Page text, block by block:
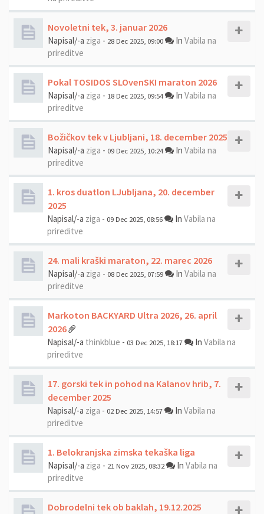
Novoletni tek, 3. januar 2026
Napisal/-a ziga - 28 Dec 2025, 09:00 In Vabila na
prireditve
Pokal TOSIDOS SLOvenSKI maraton 2026
Napisal/-a ziga - 18 Dec 2025, 09:54 In Vabila na
prireditve
Božičkov tek v Ljubljani, 18. december 2025
Napisal/-a ziga - 09 Dec 2025, 10:24 In Vabila na
prireditve
1. kros duatlon LJubljana, 20. december
2025
Napisal/-a ziga - 09 Dec 2025, 08:56 In Vabila na
prireditve
24. mali kraški maraton, 22. marec 2026
Napisal/-a ziga - 08 Dec 2025, 07:59 In Vabila na
prireditve
Markoton BACKYARD Ultra 2026, 26. april
2026
Napisal/-a thinkblue - 03 Dec 2025, 18:17 In Vabila na
prireditve
17. gorski tek in pohod na Kalanov hrib, 7.
december 2025
Napisal/-a ziga - 02 Dec 2025, 14:57 In Vabila na
prireditve
1. Belokranjska zimska tekaška liga
Napisal/-a ziga - 21 Nov 2025, 08:32 In Vabila na
prireditve
Dobrodelni tek ob baklah, 19.12.2025